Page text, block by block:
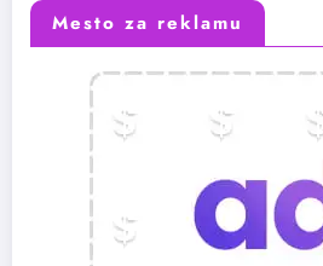
Mesto za reklamu